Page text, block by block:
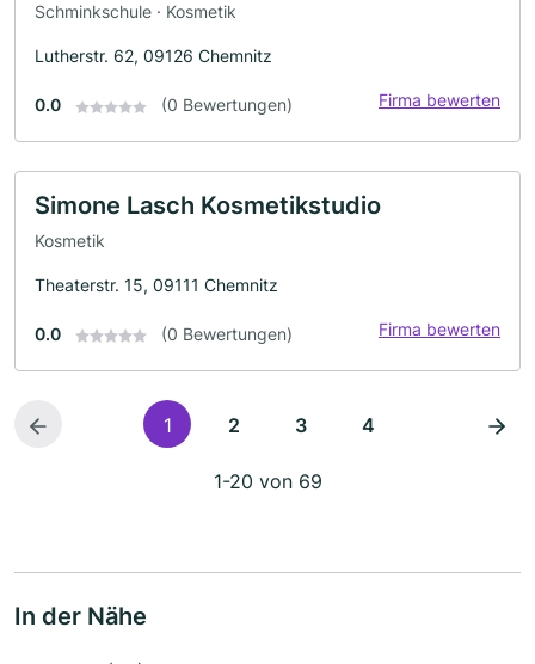
Schminkschule · Kosmetik
Lutherstr. 62, 09126 Chemnitz
0.0 (0 Bewertungen) Firma bewerten
Simone Lasch Kosmetikstudio
Kosmetik
Theaterstr. 15, 09111 Chemnitz
0.0 (0 Bewertungen) Firma bewerten
1 2 3 4
1-20 von 69
In der Nähe